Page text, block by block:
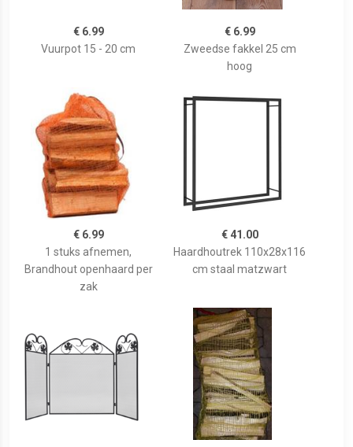
€ 6.99
Vuurpot 15 - 20 cm
€ 6.99
Zweedse fakkel 25 cm
hoog
€ 6.99
1 stuks afnemen,
Brandhout openhaard per
zak
€ 41.00
Haardhoutrek 110x28x116
cm staal matzwart